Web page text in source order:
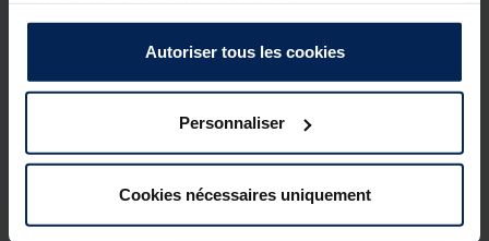
Autoriser tous les cookies
Personnaliser
Cookies nécessaires uniquement
environ 50 m de tresse
5 plumes blanches + filaments hameçons n°2/0
1 lançon 11 cm